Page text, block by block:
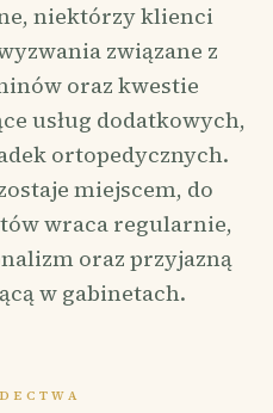
niektórzy klienci
związane z
oraz kwestie
usług dodatkowych,
ortopedycznych.
miejscem, do
wraca regularnie,
oraz przyjazną
w gabinetach.